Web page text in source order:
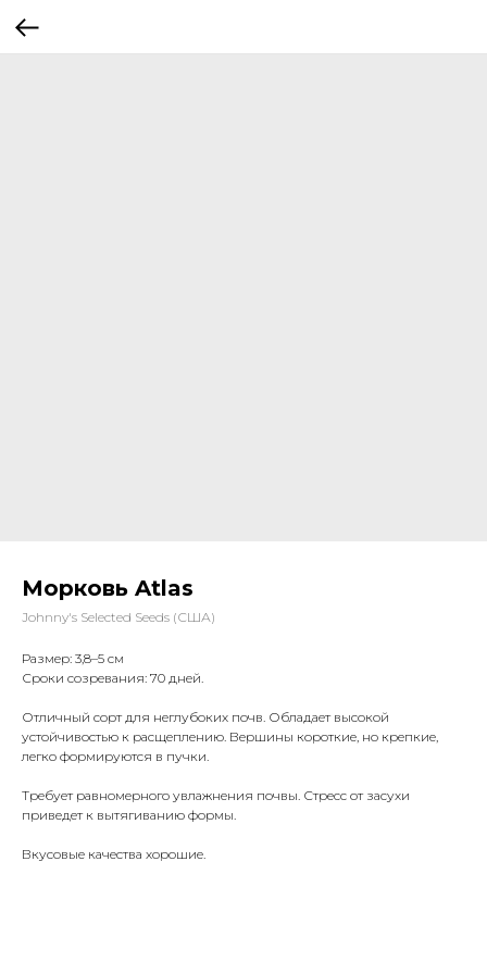
Морковь Atlas
Johnny's Selected Seeds (США)
Размер: 3,8–5 см
Сроки созревания: 70 дней.
Отличный сорт для неглубоких почв. Обладает высокой
устойчивостью к расщеплению. Вершины короткие, но крепкие,
легко формируются в пучки.
Требует равномерного увлажнения почвы. Стресс от засухи
приведет к вытягиванию формы.
Вкусовые качества хорошие.